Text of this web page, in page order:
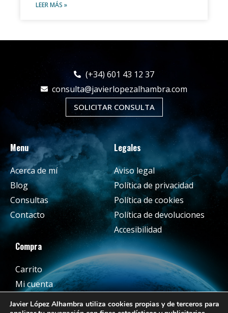
LEER MÁS »
(+34) 601 43 12 37
consulta@javierlopezalhambra.com
SOLICITAR CONSULTA
Menu
Acerca de mí
Blog
Consultas
Contacto
Legales
Aviso legal
Política de privacidad
Política de cookies
Política de devoluciones
Accesibilidad
Compra
Carrito
Mi cuenta
Javier López Alhambra utiliza cookies propias y de terceros para